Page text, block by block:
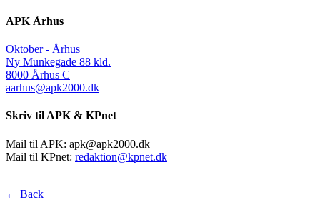
APK Århus
Oktober - Århus
Ny Munkegade 88 kld.
8000 Århus C
aarhus@apk2000.dk
Skriv til APK & KPnet
Mail til APK: apk@apk2000.dk
Mail til KPnet: redaktion@kpnet.dk
← Back